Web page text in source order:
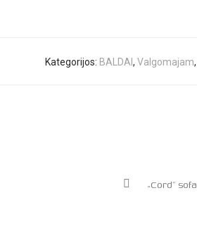
Kategorijos: BALDAI , Valgomajam,
„Cord” sofa